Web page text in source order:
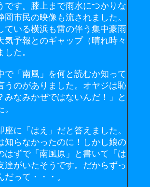
です。膝上まで雨水につかりな
市民の映像も流されました。
ている横浜も雷の伴う集中豪雨
気予報とのギャップ（晴れ時々
た。
「南風」を何と読むか知って
うのがありました。オヤジは恥
みなみかぜではないんだ！」と
に「はえ」だと答えました。
知らなかったのに！しかし娘の
はずで「南風原」と書いて「は
達がいたそうです。だからずっ
って・・・。